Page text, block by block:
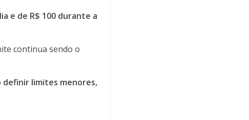
e de R$ 100 durante a
continua sendo o
definir limites menores,